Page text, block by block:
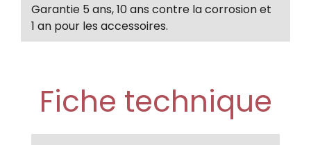
Garantie 5 ans, 10 ans contre la corrosion et
1 an pour les accessoires.
Fiche technique